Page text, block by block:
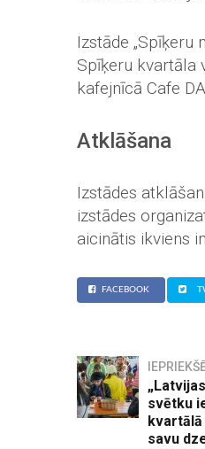
Izstāde
Spīķeru kvartāla
kafejnīcā Cafe
Atklāšana
Izstādes
izstādes
aicinātis ikviens
FACEBOOK
svētku
savu